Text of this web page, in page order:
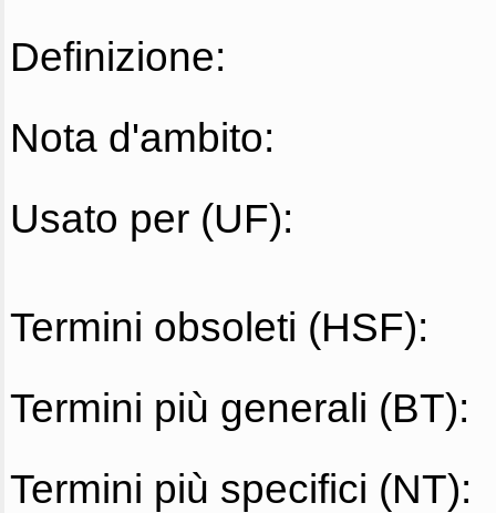
Definizione:
Nota d'ambito:
Usato per (UF):
Termini obsoleti (HSF):
Termini più generali (BT):
Termini più specifici (NT):